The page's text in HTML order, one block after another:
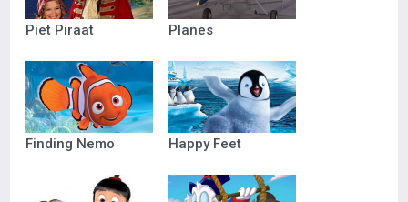
Piet Piraat Planes
Finding Nemo Happy Feet